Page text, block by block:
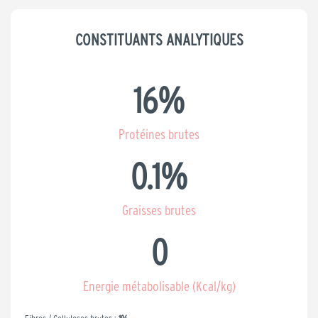
CONSTITUANTS ANALYTIQUES
Protéines brutes
16%
Graisses brutes
0.1%
Energie métabolisable (Kcal/kg)
0